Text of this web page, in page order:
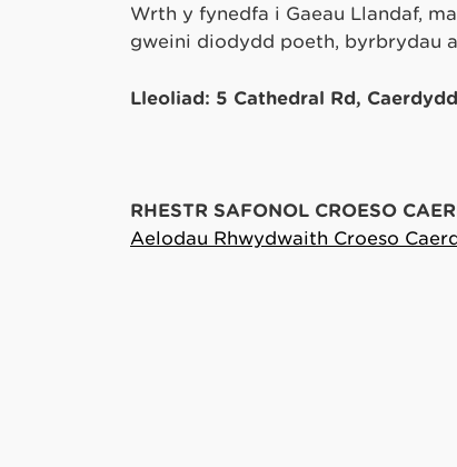
Wrth y fynedfa i Gaeau Llandaf,
gweini diodydd poeth, byrbrydau
Lleoliad: 5 Cathedral Rd, Caerdydd
RHESTR SAFONOL CROESO
Aelodau Rhwydwaith Croeso